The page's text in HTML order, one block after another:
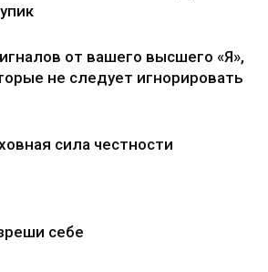
от вашего высшего «Я»,
не следует игнорировать
сила честности
себе